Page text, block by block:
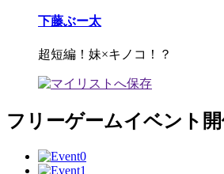
下藤ぶー太
超短編！妹×キノコ！？
フリーゲームイベント開